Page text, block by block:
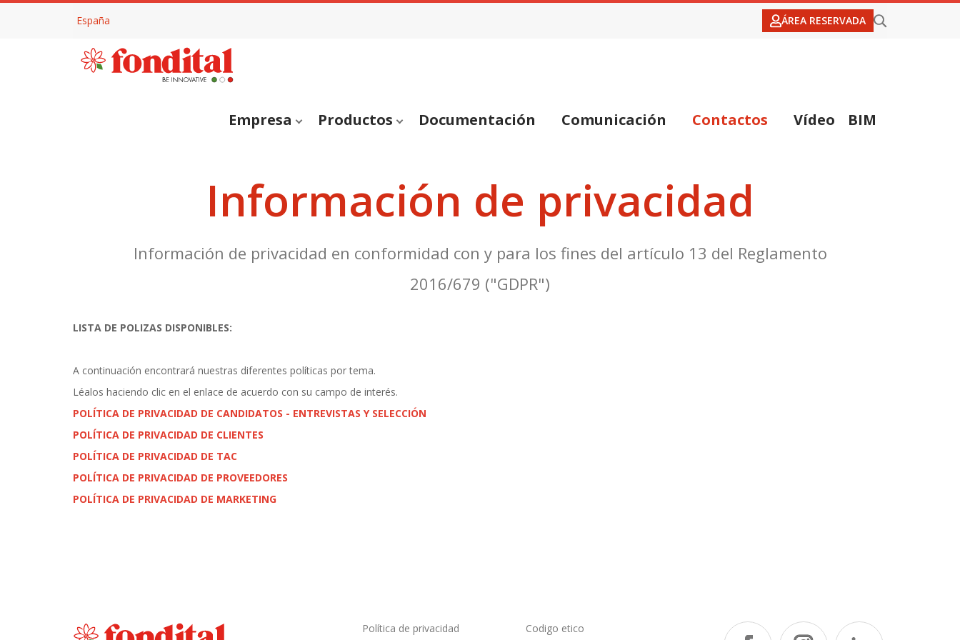
España ÁREA RESERVADA
Empresa Productos Documentación Comunicación Contactos Vídeo BIM
Información de privacidad
Información de privacidad en conformidad con y para los fines del artículo 13 del Reglamento
2016/679 ("GDPR")
LISTA DE POLIZAS DISPONIBLES:
A continuación encontrará nuestras diferentes políticas por tema.
Léalos haciendo clic en el enlace de acuerdo con su campo de interés.
POLÍTICA DE PRIVACIDAD DE CANDIDATOS - ENTREVISTAS Y SELECCIÓN
POLÍTICA DE PRIVACIDAD DE CLIENTES
POLÍTICA DE PRIVACIDAD DE TAC
POLÍTICA DE PRIVACIDAD DE PROVEEDORES
POLÍTICA DE PRIVACIDAD DE MARKETING
Política de privacidad Codigo etico